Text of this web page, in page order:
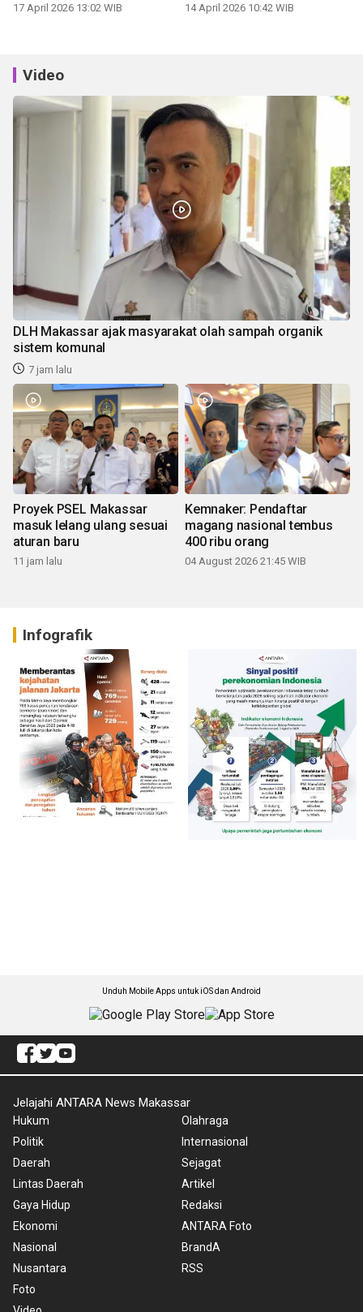
17 April 2026 13:02 WIB 14 April 2026 10:42 WIB
Video
DLH Makassar ajak masyarakat olah sampah organik
sistem komunal
7 jam lalu
Proyek PSEL Makassar
masuk lelang ulang sesuai
aturan baru
11 jam lalu
Kemnaker: Pendaftar
magang nasional tembus
400 ribu orang
04 August 2026 21:45 WIB
Infografik
Unduh Mobile Apps untuk iOS dan Android
Jelajahi ANTARA News Makassar
Hukum
Politik
Daerah
Lintas Daerah
Gaya Hidup
Ekonomi
Nasional
Nusantara
Foto
Olahraga
Internasional
Sejagat
Artikel
Redaksi
ANTARA Foto
BrandA
RSS